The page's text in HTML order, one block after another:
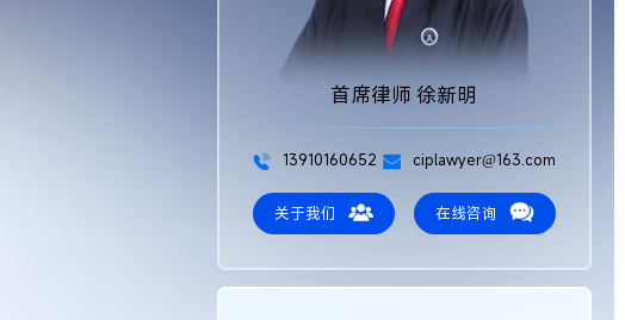
首席律师 徐新明
13910160652 ciplawyer@163.com
关于我们 在线咨询